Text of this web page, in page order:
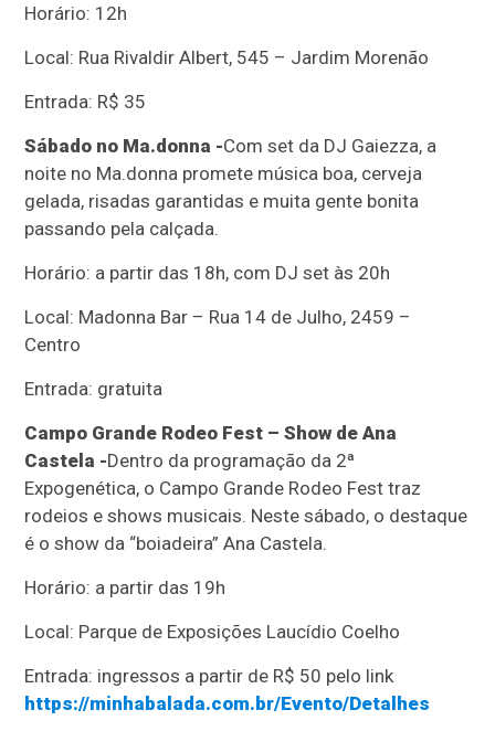
Horário: 12h
Local: Rua Rivaldir Albert, 545 – Jardim Morenão
Entrada: R$ 35
Sábado no Ma.donna -Com set da DJ Gaiezza, a
noite no Ma.donna promete música boa, cerveja
gelada, risadas garantidas e muita gente bonita
passando pela calçada.
Horário: a partir das 18h, com DJ set às 20h
Local: Madonna Bar – Rua 14 de Julho, 2459 –
Centro
Entrada: gratuita
Campo Grande Rodeo Fest – Show de Ana
Castela -Dentro da programação da 2ª
Expogenética, o Campo Grande Rodeo Fest traz
rodeios e shows musicais. Neste sábado, o destaque
é o show da “boiadeira” Ana Castela.
Horário: a partir das 19h
Local: Parque de Exposições Laucídio Coelho
Entrada: ingressos a partir de R$ 50 pelo link
https://minhabalada.com.br/Evento/Detalhes